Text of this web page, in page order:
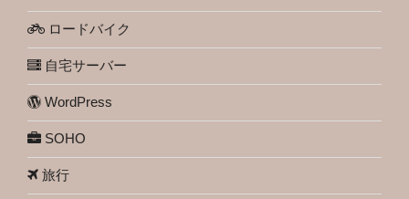
ロードバイク
自宅サーバー
WordPress
SOHO
旅行